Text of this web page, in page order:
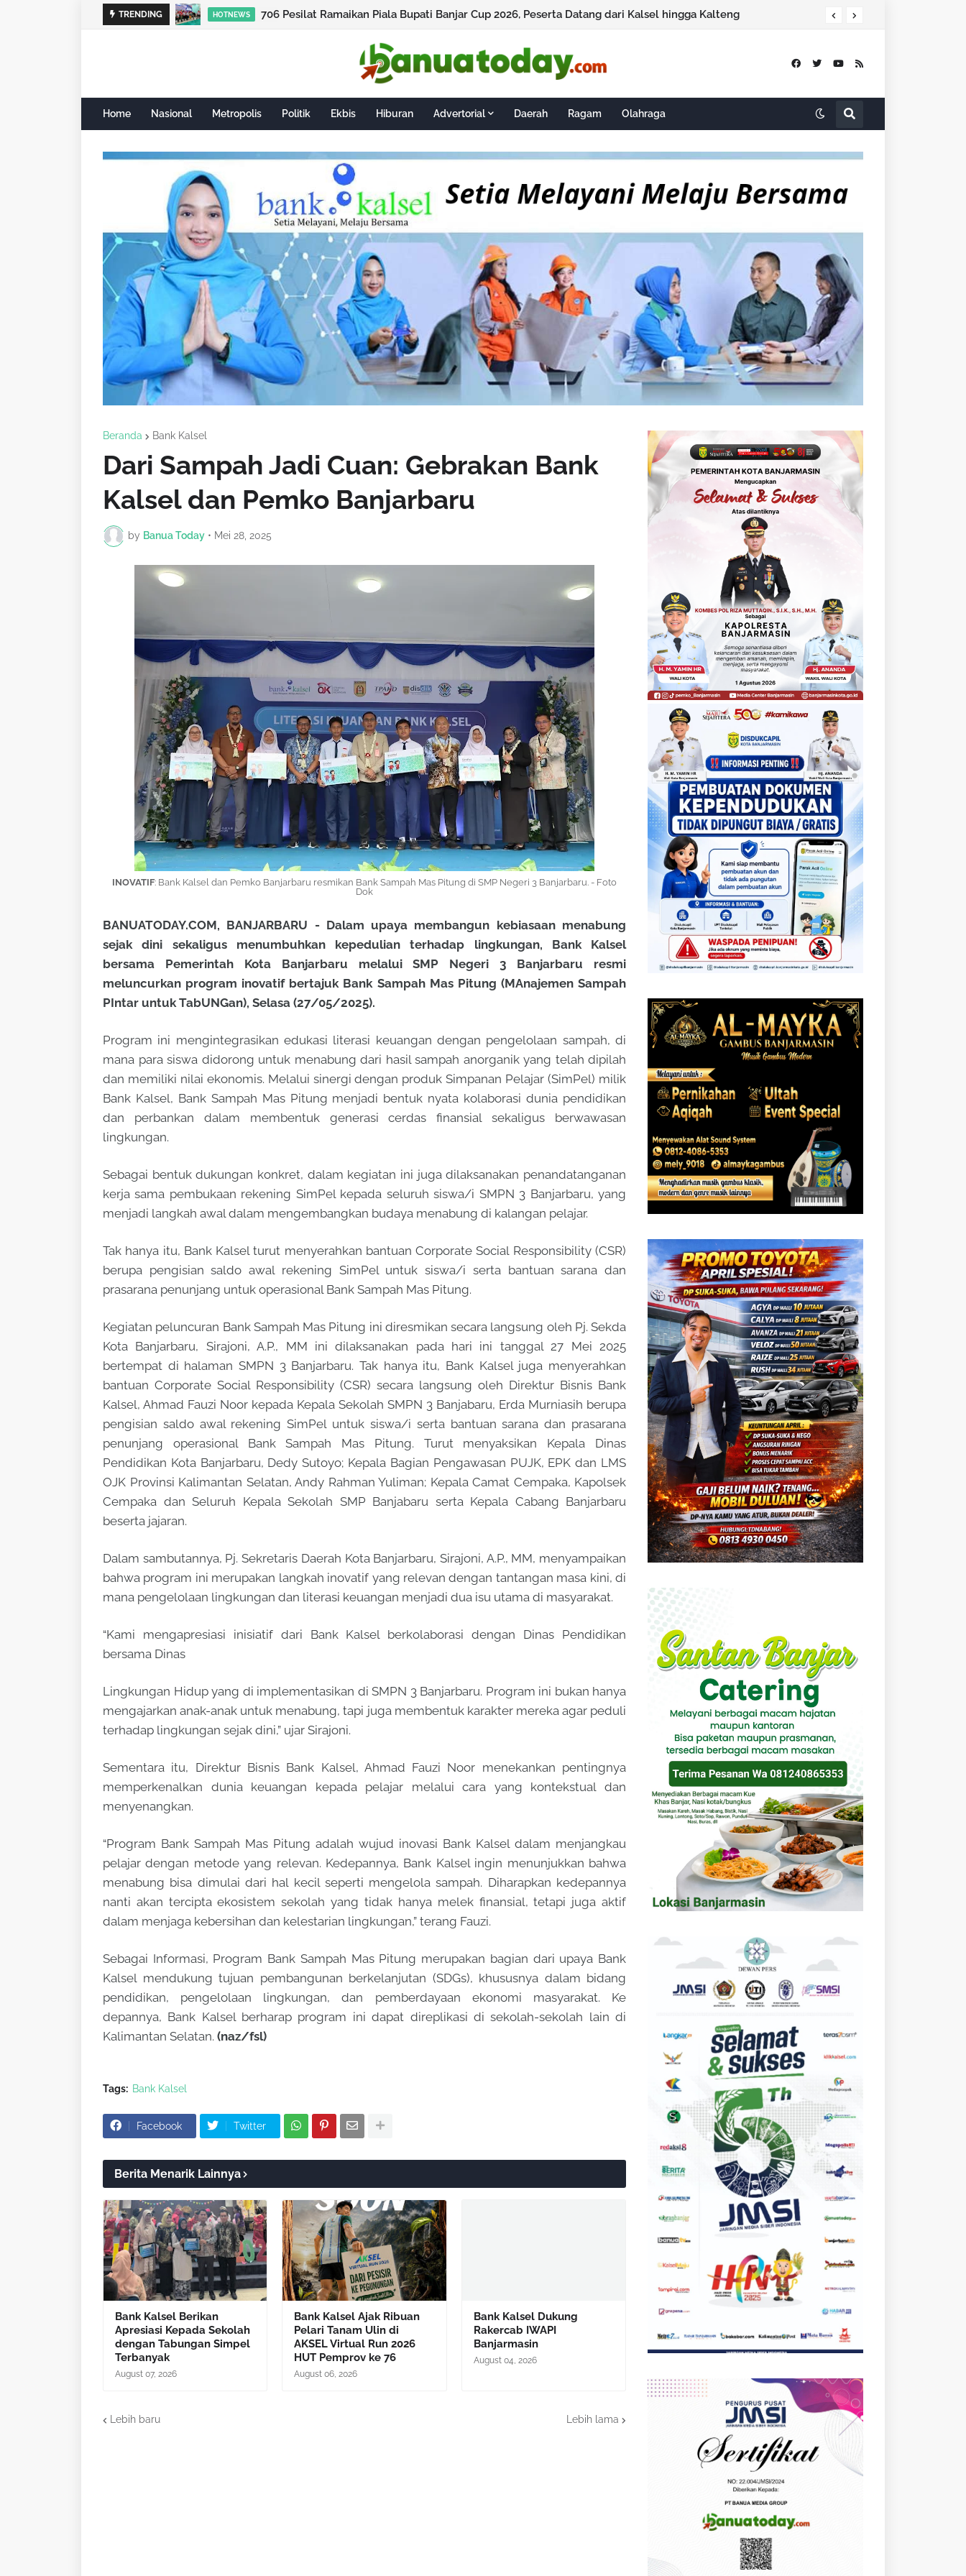
TRENDING HOTNEWS 706 Pesilat Ramaikan Piala Bupati Banjar Cup 2026, Peserta Datang dari Kalsel hingga Kalteng
Home Nasional Metropolis Politik Ekbis Hiburan Advertorial Daerah Ragam Olahraga
Beranda Bank Kalsel
Dari Sampah Jadi Cuan: Gebrakan Bank
Kalsel dan Pemko Banjarbaru
by Banua Today • Mei 28, 2025
INOVATIF: Bank Kalsel dan Pemko Banjarbaru resmikan Bank Sampah Mas Pitung di SMP Negeri 3 Banjarbaru. - Foto
Dok
BANUATODAY.COM, BANJARBARU - Dalam upaya membangun kebiasaan menabung
sejak dini sekaligus menumbuhkan kepedulian terhadap lingkungan, Bank Kalsel
bersama Pemerintah Kota Banjarbaru melalui SMP Negeri 3 Banjarbaru resmi
meluncurkan program inovatif bertajuk Bank Sampah Mas Pitung (MAnajemen Sampah
PIntar untuk TabUNGan), Selasa (27/05/2025).
Program ini mengintegrasikan edukasi literasi keuangan dengan pengelolaan sampah, di
mana para siswa didorong untuk menabung dari hasil sampah anorganik yang telah dipilah
dan memiliki nilai ekonomis. Melalui sinergi dengan produk Simpanan Pelajar (SimPel) milik
Bank Kalsel, Bank Sampah Mas Pitung menjadi bentuk nyata kolaborasi dunia pendidikan
dan perbankan dalam membentuk generasi cerdas finansial sekaligus berwawasan
lingkungan.
Sebagai bentuk dukungan konkret, dalam kegiatan ini juga dilaksanakan penandatanganan
kerja sama pembukaan rekening SimPel kepada seluruh siswa/i SMPN 3 Banjarbaru, yang
menjadi langkah awal dalam mengembangkan budaya menabung di kalangan pelajar.
Tak hanya itu, Bank Kalsel turut menyerahkan bantuan Corporate Social Responsibility (CSR)
berupa pengisian saldo awal rekening SimPel untuk siswa/i serta bantuan sarana dan
prasarana penunjang untuk operasional Bank Sampah Mas Pitung.
Kegiatan peluncuran Bank Sampah Mas Pitung ini diresmikan secara langsung oleh Pj. Sekda
Kota Banjarbaru, Sirajoni, A.P., MM ini dilaksanakan pada hari ini tanggal 27 Mei 2025
bertempat di halaman SMPN 3 Banjarbaru. Tak hanya itu, Bank Kalsel juga menyerahkan
bantuan Corporate Social Responsibility (CSR) secara langsung oleh Direktur Bisnis Bank
Kalsel, Ahmad Fauzi Noor kepada Kepala Sekolah SMPN 3 Banjabaru, Erda Murniasih berupa
pengisian saldo awal rekening SimPel untuk siswa/i serta bantuan sarana dan prasarana
penunjang operasional Bank Sampah Mas Pitung. Turut menyaksikan Kepala Dinas
Pendidikan Kota Banjarbaru, Dedy Sutoyo; Kepala Bagian Pengawasan PUJK, EPK dan LMS
OJK Provinsi Kalimantan Selatan, Andy Rahman Yuliman; Kepala Camat Cempaka, Kapolsek
Cempaka dan Seluruh Kepala Sekolah SMP Banjabaru serta Kepala Cabang Banjarbaru
beserta jajaran.
Dalam sambutannya, Pj. Sekretaris Daerah Kota Banjarbaru, Sirajoni, A.P., MM, menyampaikan
bahwa program ini merupakan langkah inovatif yang relevan dengan tantangan masa kini, di
mana pengelolaan lingkungan dan literasi keuangan menjadi dua isu utama di masyarakat.
“Kami mengapresiasi inisiatif dari Bank Kalsel berkolaborasi dengan Dinas Pendidikan
bersama Dinas
Lingkungan Hidup yang di implementasikan di SMPN 3 Banjarbaru. Program ini bukan hanya
mengajarkan anak-anak untuk menabung, tapi juga membentuk karakter mereka agar peduli
terhadap lingkungan sejak dini,” ujar Sirajoni.
Sementara itu, Direktur Bisnis Bank Kalsel, Ahmad Fauzi Noor menekankan pentingnya
memperkenalkan dunia keuangan kepada pelajar melalui cara yang kontekstual dan
menyenangkan.
“Program Bank Sampah Mas Pitung adalah wujud inovasi Bank Kalsel dalam menjangkau
pelajar dengan metode yang relevan. Kedepannya, Bank Kalsel ingin menunjukkan bahwa
menabung bisa dimulai dari hal kecil seperti mengelola sampah. Diharapkan kedepannya
nanti akan tercipta ekosistem sekolah yang tidak hanya melek finansial, tetapi juga aktif
dalam menjaga kebersihan dan kelestarian lingkungan,” terang Fauzi.
Sebagai Informasi, Program Bank Sampah Mas Pitung merupakan bagian dari upaya Bank
Kalsel mendukung tujuan pembangunan berkelanjutan (SDGs), khususnya dalam bidang
pendidikan, pengelolaan lingkungan, dan pemberdayaan ekonomi masyarakat. Ke
depannya, Bank Kalsel berharap program ini dapat direplikasi di sekolah-sekolah lain di
Kalimantan Selatan. (naz/fsl)
Tags: Bank Kalsel
Facebook Twitter
Berita Menarik Lainnya
Bank Kalsel Berikan
Apresiasi Kepada Sekolah
dengan Tabungan Simpel
Terbanyak
August 07, 2026
Bank Kalsel Ajak Ribuan
Pelari Tanam Ulin di
AKSEL Virtual Run 2026
HUT Pemprov ke 76
August 06, 2026
Bank Kalsel Dukung
Rakercab IWAPI
Banjarmasin
August 04, 2026
Lebih baru Lebih lama